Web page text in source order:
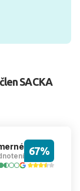
SACKA
67%